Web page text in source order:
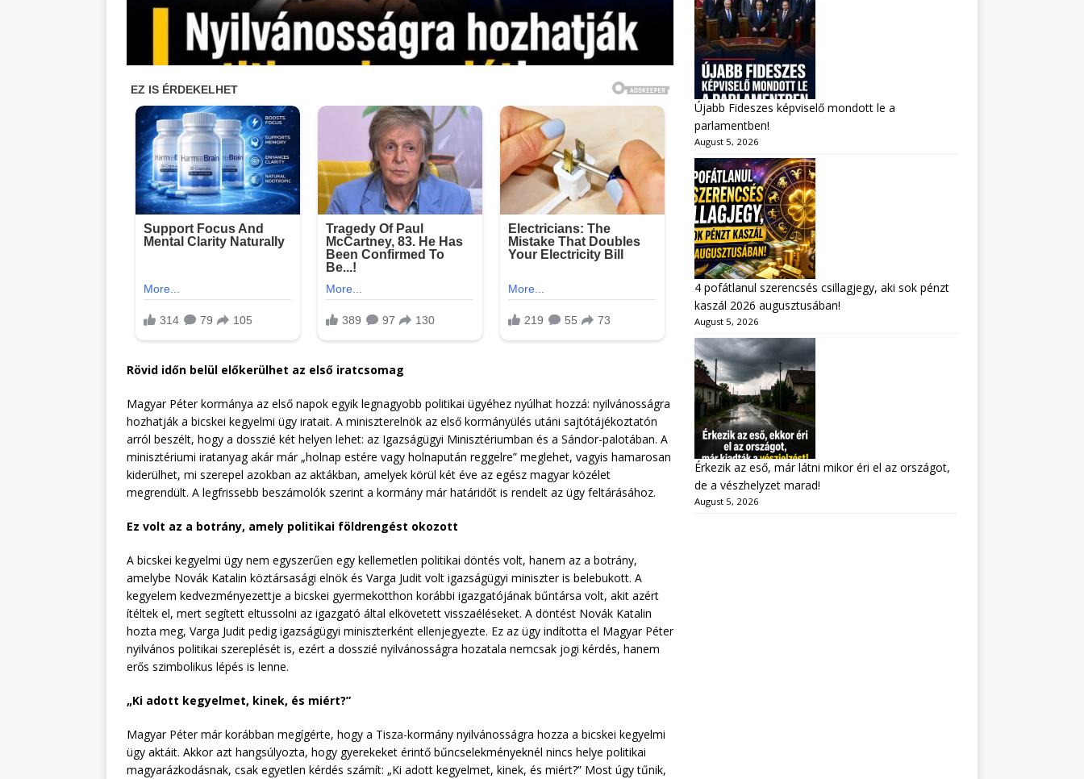
Rövid időn belül előkerülhet az első iratcsomag
Magyar Péter kormánya az első napok egyik legnagyobb politikai ügyéhez nyúlhat hozzá: nyilvánosságra
hozhatják a bicskei kegyelmi ügy iratait. A miniszterelnök az első kormányülés utáni sajtótájékoztatón
arról beszélt, hogy a dosszié két helyen lehet: az Igazságügyi Minisztériumban és a Sándor-palotában. A
minisztériumi iratanyag akár már „holnap estére vagy holnapután reggelre” meglehet, vagyis hamarosan
kiderülhet, mi szerepel azokban az aktákban, amelyek körül két éve az egész magyar közélet
megrendült. A legfrissebb beszámolók szerint a kormány már határidőt is rendelt az ügy feltárásához.
Ez volt az a botrány, amely politikai földrengést okozott
A bicskei kegyelmi ügy nem egyszerűen egy kellemetlen politikai döntés volt, hanem az a botrány,
amelybe Novák Katalin köztársasági elnök és Varga Judit volt igazságügyi miniszter is belebukott. A
kegyelem kedvezményezettje a bicskei gyermekotthon korábbi igazgatójának bűntársa volt, akit azért
ítéltek el, mert segített eltussolni az igazgató által elkövetett visszaéléseket. A döntést Novák Katalin
hozta meg, Varga Judit pedig igazságügyi miniszterként ellenjegyezte. Ez az ügy indította el Magyar Péter
nyilvános politikai szereplését is, ezért a dosszié nyilvánosságra hozatala nemcsak jogi kérdés, hanem
erős szimbolikus lépés is lenne.
„Ki adott kegyelmet, kinek, és miért?”
Magyar Péter már korábban megígérte, hogy a Tisza-kormány nyilvánosságra hozza a bicskei kegyelmi
ügy aktáit. Akkor azt hangsúlyozta, hogy gyerekeket érintő bűncselekményeknél nincs helye politikai
magyarázkodásnak, csak egyetlen kérdés számít: „Ki adott kegyelmet, kinek, és miért?” Most úgy tűnik,
Újabb Fideszes képviselő mondott le a
parlamentben!
August 5, 2026
4 pofátlanul szerencsés csillagjegy, aki sok pénzt
kaszál 2026 augusztusában!
August 5, 2026
Érkezik az eső, már látni mikor éri el az országot,
de a vészhelyzet marad!
August 5, 2026